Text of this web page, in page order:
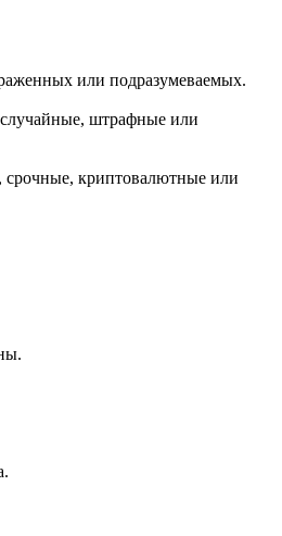
или подразумеваемых.
случайные, штрафные или
криптовалютные или